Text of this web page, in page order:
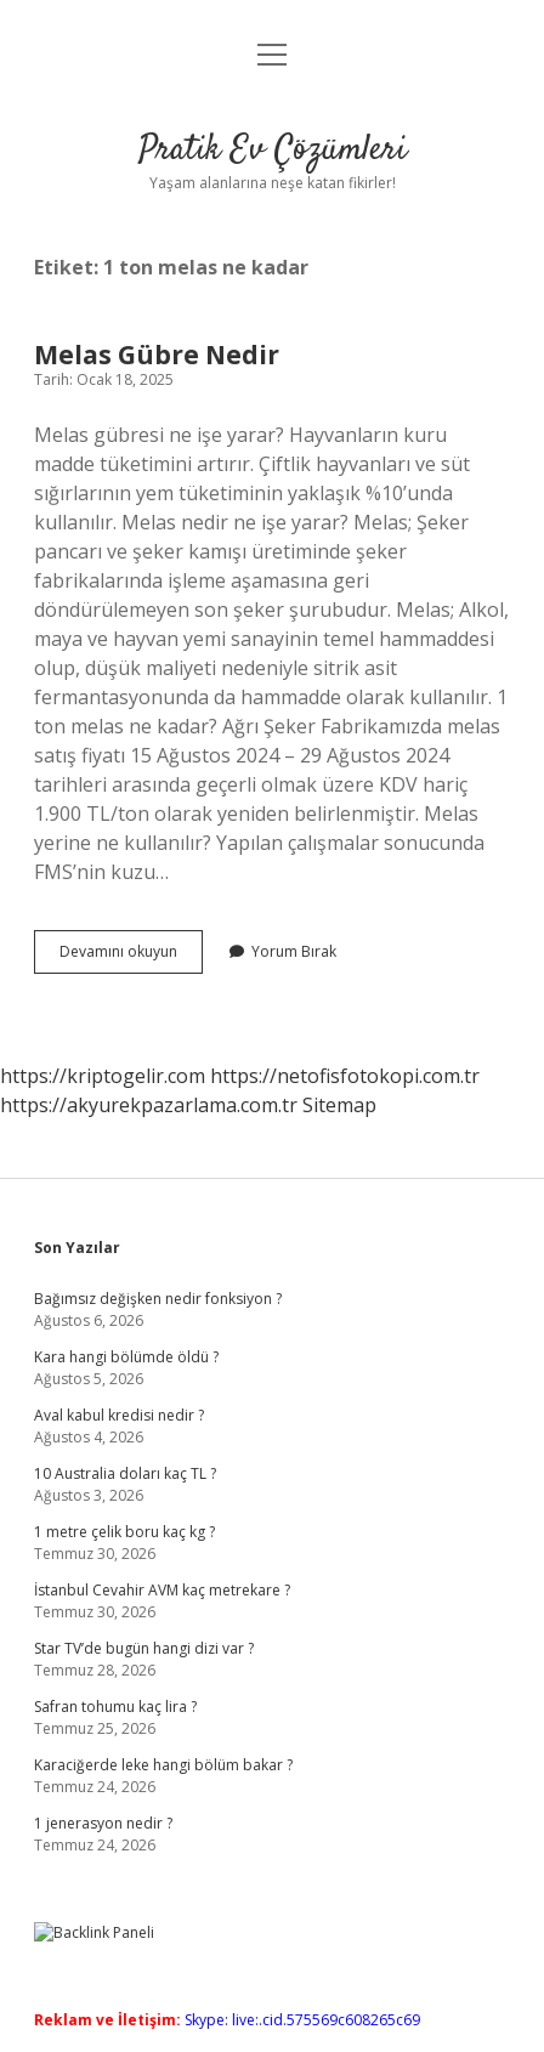
Anasayfa
Yasal Uyarı
menüyü
Pratik Ev Çözümleri
Yaşam alanlarına neşe katan fikirler!
Etiket: 1 ton melas ne kadar
Melas Gübre Nedir
Tarih: Ocak 18, 2025
Melas gübresi ne işe yarar? Hayvanların kuru
madde tüketimini artırır. Çiftlik hayvanları ve süt
sığırlarının yem tüketiminin yaklaşık %10’unda
kullanılır. Melas nedir ne işe yarar? Melas; Şeker
pancarı ve şeker kamışı üretiminde şeker
fabrikalarında işleme aşamasına geri
döndürülemeyen son şeker şurubudur. Melas; Alkol,
maya ve hayvan yemi sanayinin temel hammaddesi
olup, düşük maliyeti nedeniyle sitrik asit
fermantasyonunda da hammadde olarak kullanılır. 1
ton melas ne kadar? Ağrı Şeker Fabrikamızda melas
satış fiyatı 15 Ağustos 2024 – 29 Ağustos 2024
tarihleri ​​arasında geçerli olmak üzere KDV hariç
1.900 TL/ton olarak yeniden belirlenmiştir. Melas
yerine ne kullanılır? Yapılan çalışmalar sonucunda
FMS’nin kuzu…
Devamını okuyun
Gübre
Yorum Bırak
https://kriptogelir.com https://netofisfotokopi.com.tr
https://akyurekpazarlama.com.trSitemap
Sidebar
Son Yazılar
Bağımsız değişken nedir fonksiyon ?
Ağustos 6, 2026
Kara hangi bölümde öldü ?
Ağustos 5, 2026
Aval kabul kredisi nedir ?
Ağustos 4, 2026
10 Australia doları kaç TL ?
Ağustos 3, 2026
1 metre çelik boru kaç kg ?
Temmuz 30, 2026
İstanbul Cevahir AVM kaç metrekare ?
Temmuz 30, 2026
Star TV’de bugün hangi dizi var ?
Temmuz 28, 2026
Safran tohumu kaç lira ?
Temmuz 25, 2026
Karaciğerde leke hangi bölüm bakar ?
Temmuz 24, 2026
1 jenerasyon nedir ?
Temmuz 24, 2026
Reklam ve İletişim: Skype: live:.cid.575569c608265c69